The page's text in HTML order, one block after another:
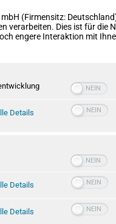
(Firmensitz:
verarbeiten. Dies ist für die
engere Interaktion mit
Details
Details
Details